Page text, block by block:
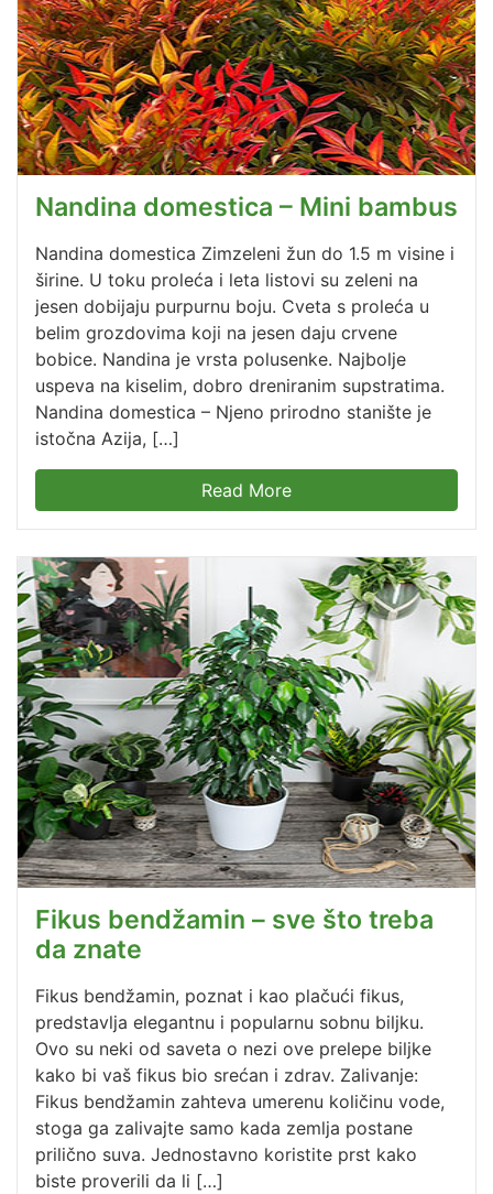
Nandina domestica – Mini bambus
Nandina domestica Zimzeleni žun do 1.5 m visine i
širine. U toku proleća i leta listovi su zeleni na
jesen dobijaju purpurnu boju. Cveta s proleća u
belim grozdovima koji na jesen daju crvene
bobice. Nandina je vrsta polusenke. Najbolje
uspeva na kiselim, dobro dreniranim supstratima.
Nandina domestica – Njeno prirodno stanište je
istočna Azija, […]
Read More
Fikus bendžamin – sve što treba
da znate
Fikus bendžamin, poznat i kao plačući fikus,
predstavlja elegantnu i popularnu sobnu biljku.
Ovo su neki od saveta o nezi ove prelepe biljke
kako bi vaš fikus bio srećan i zdrav. Zalivanje:
Fikus bendžamin zahteva umerenu količinu vode,
stoga ga zalivajte samo kada zemlja postane
prilično suva. Jednostavno koristite prst kako
biste proverili da li […]